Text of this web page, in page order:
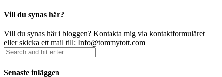
Vill du synas här?
Vill du synas här i bloggen? Kontakta mig via kontaktformuläret
eller skicka ett mail till: Info@tommytott.com
Senaste inläggen